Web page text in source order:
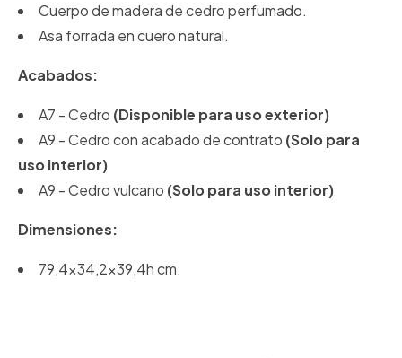
Cuerpo de madera de cedro perfumado.
Asa forrada en cuero natural.
Acabados:
A7 - Cedro (Disponible para uso exterior)
A9 - Cedro con acabado de contrato (Solo para
uso interior)
A9 - Cedro vulcano (Solo para uso interior)
Dimensiones:
79,4x34,2x39,4h cm.